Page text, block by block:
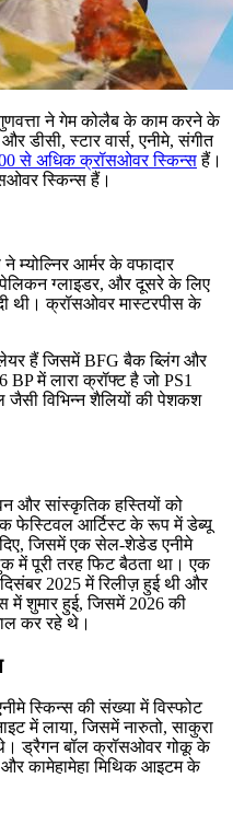
ने गेम कोलैब के काम करने के
डीसी, स्टार वार्स, एनीमे, संगीत
से अधिक क्रॉसओवर स्किन्सहैं।
स्किन्स हैं।
आर्मर के वफादार
ग्लाइडर, और दूसरे के लिए
थी। क्रॉसओवर मास्टरपीस के
हैं जिसमें BFG बैक ब्लिंग और
में लारा क्रॉफ्ट है जो PS1
विभिन्न शैलियों की पेशकश
और सांस्कृतिक हस्तियों को
फेस्टिवल आर्टिस्ट के रूप में डेब्यू
जिसमें एक सेल-शेडेड एनीमे
में पूरी तरह फिट बैठता था। एक
2025 में रिलीज़ हुई थी और
में शुमार हुई, जिसमें 2026 की
कर रहे थे।
स्किन्स की संख्या में विस्फोट
में लाया, जिसमें नारुतो, साकुरा
ड्रैगन बॉल क्रॉसओवर गोकू के
और कामेहामेहा मिथिक आइटम के